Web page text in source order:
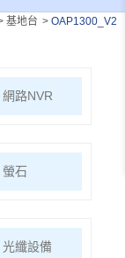
基地台 OAP1300_V2
網路NVR
螢石
光纖設備